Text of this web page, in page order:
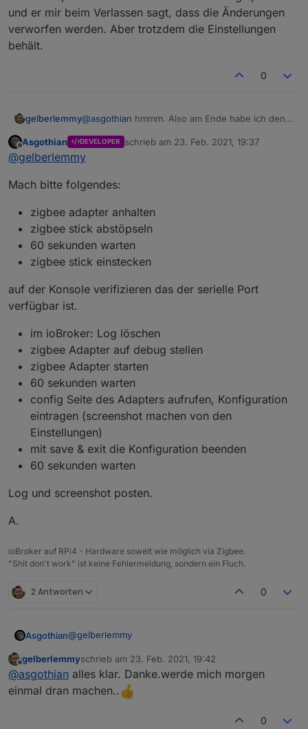
A.
und er mir beim Verlassen sagt, dass die Änderungen
verworfen werden. Aber trotzdem die Einstellungen
behält.
0
gelberlemmy@asgothian hmmm. Also am Ende habe ich den
geworden ist. Also läuft er aktuell nicht. Aber
zwischendurch habe ich auch ab und an einmal
halt nicht grün wird und er die ganzen Error
speichere und er mir beim Verlassen sagt, dass
die Änderungen verworfen werden. Aber
trotzdem die Einstellungen behält.
Offline
Asgothian DEVELOPER schrieb am 23. Feb. 2021, 19:37
zuletzt editiert von
@gelberlemmy
Mach bitte folgendes:
zigbee adapter anhalten
zigbee stick abstöpseln
60 sekunden warten
zigbee stick einstecken
auf der Konsole verifizieren das der serielle Port
verfügbar ist.
im ioBroker: Log löschen
zigbee Adapter auf debug stellen
zigbee Adapter starten
60 sekunden warten
config Seite des Adapters aufrufen, Konfiguration
eintragen (screenshot machen von den
Einstellungen)
mit save & exit die Konfiguration beenden
60 sekunden warten
Log und screenshot posten.
A.
ioBroker auf RPi4 - Hardware soweit wie möglich via Zigbee.
"Shit don't work" ist keine Fehlermeldung, sondern ein Fluch.
2 Antworten 0
Asgothian@gelberlemmy
Mach bitte folgendes:
zigbee adapter anhalten
zigbee stick abstöpseln
auf der Konsole verifizieren das der serielle Port
Offline
gelberlemmyschrieb am 23. Feb. 2021, 19:42
zuletzt editiert von
@asgothian alles klar. Danke.werde mich morgen
einmal dran machen..
0